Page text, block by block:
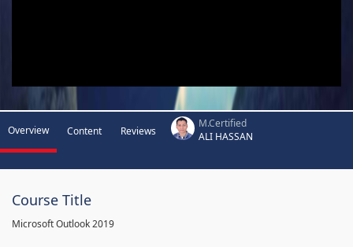
Overview Content Reviews
M.Certified
ALI HASSAN
Course Title
Microsoft Outlook 2019